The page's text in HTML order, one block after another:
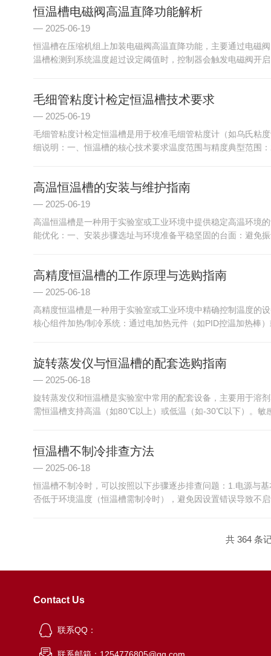
恒温槽电磁阀高温直降功能解析
2025-06-19
恒温槽在压缩机组上加装电磁阀高温直降功能，主要通过电磁
温槽检测到系统温度超过设定阈值时，控制器会触发电磁阀开
毛细管粘度计检定恒温槽技术要求
2025-06-19
毛细管粘度计检定恒温槽是用于校准毛细管粘度计（如乌氏粘
细说明：一、恒温槽的核心技术要求温度范围与精度典型范围
高温恒温槽的安装与维护指南
2025-06-19
高温恒温槽是一种用于实验室或工业环境中提供稳定高温环境
能优化：一、安装步骤选址与环境准备平稳坚固的台面：避免
高精度恒温槽的工作原理与选购指南
2025-06-18
高精度恒温槽是一种用于实验室或工业环境中精确控制温度的
核心组件加热/制冷系统：通过电加热元件（如PID控温加热棒
旋转蒸发仪与恒温槽的配套选购指南
2025-06-18
旋转蒸发仪和恒温槽是实验室中常用的配套设备，主要用于溶
需恒温槽支持高温（如80℃以上）或低温（如-30℃以下）。敏
恒温槽不制冷排查方法
2025-06-18
恒温槽不制冷时，可以按照以下步骤逐步排查问题：1.电源与
否低于环境温度（恒温槽需制冷时），避免因设置错误导致不
共 364 条
Contact Us
联系QQ：